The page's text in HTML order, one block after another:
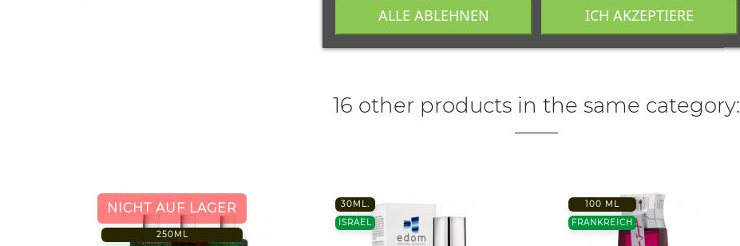
16 other products in the same category:
NICHT AUF LAGER
250ML
30ML.
ISRAEL
100 ML
FRANKREICH
ALLE ABLEHNEN ICH AKZEPTIERE